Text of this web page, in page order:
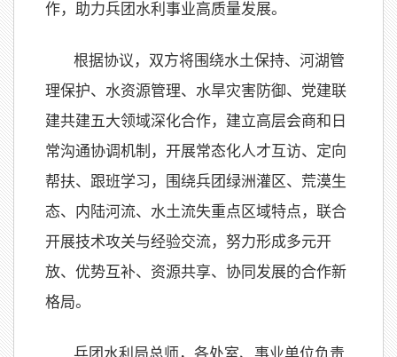
作，助力兵团水利事业高质量发展。
根据协议，双方将围绕水土保持、河湖管
理保护、水资源管理、水旱灾害防御、党建联
建共建五大领域深化合作，建立高层会商和日
常沟通协调机制，开展常态化人才互访、定向
帮扶、跟班学习，围绕兵团绿洲灌区、荒漠生
态、内陆河流、水土流失重点区域特点，联合
开展技术攻关与经验交流，努力形成多元开
放、优势互补、资源共享、协同发展的合作新
格局。